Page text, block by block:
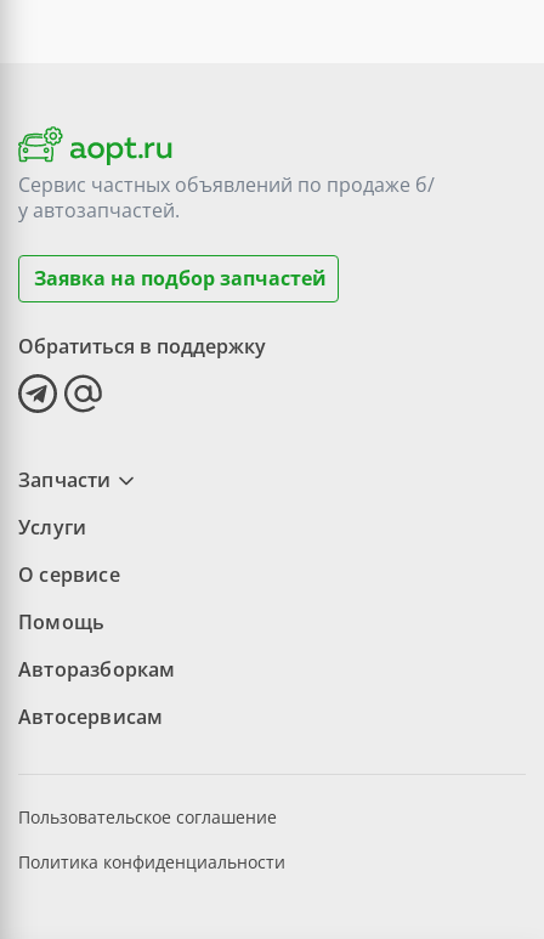
Сервис частных объявлений по продаже б/
уавтозапчастей.
Заявка на подбор запчастей
Обратиться в поддержку
Запчасти
Услуги
О сервисе
Помощь
Авторазборкам
Автосервисам
Пользовательское соглашение
Политика конфиденциальности